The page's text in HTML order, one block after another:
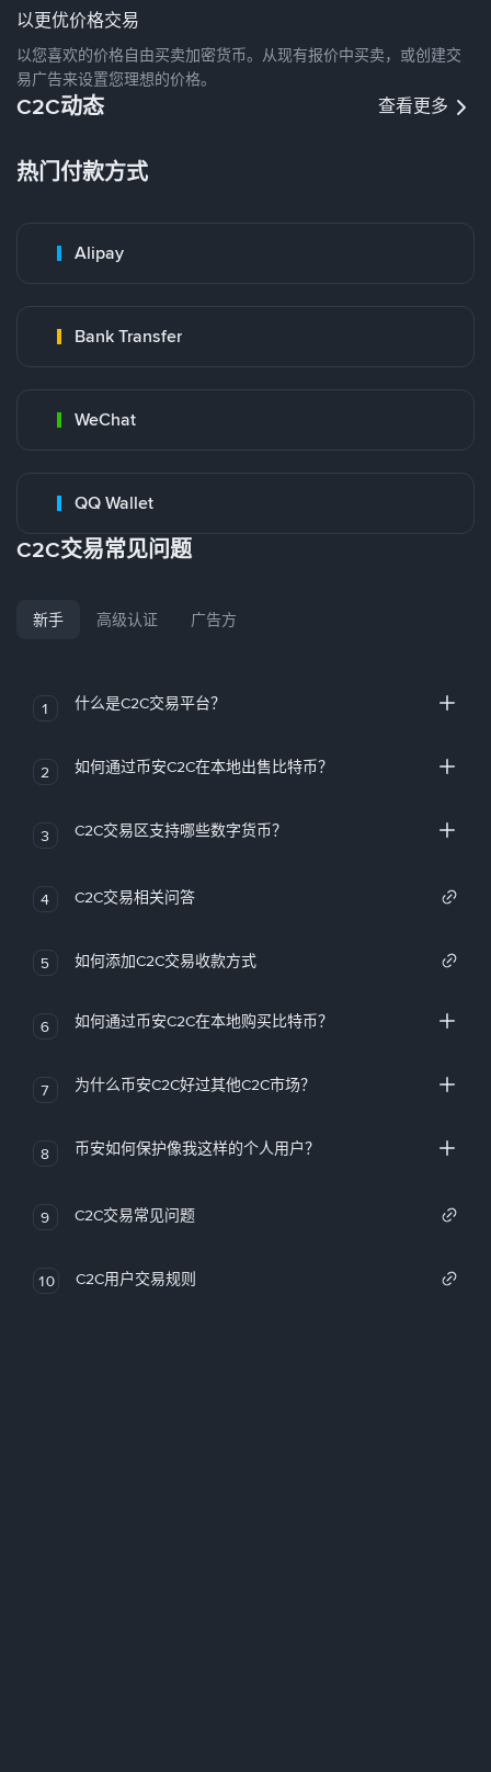
以更优价格交易
以您喜欢的价格自由买卖加密货币。从现有报价中买卖，或创建交
易广告来设置您理想的价格。
C2C动态 查看更多
热门付款方式
Alipay
Bank Transfer
WeChat
QQ Wallet
C2C交易常见问题
新手 高级认证 广告方
1 什么是C2C交易平台？
2 如何通过币安C2C在本地出售比特币？
3 C2C交易区支持哪些数字货币？
4 C2C交易相关问答
5 如何添加C2C交易收款方式
6 如何通过币安C2C在本地购买比特币？
7 为什么币安C2C好过其他C2C市场？
8 币安如何保护像我这样的个人用户？
9 C2C交易常见问题
10 C2C用户交易规则